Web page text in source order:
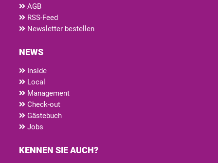
AGB
RSS-Feed
Newsletter bestellen
NEWS
Inside
Local
Management
Check-out
Gästebuch
Jobs
KENNEN SIE AUCH?